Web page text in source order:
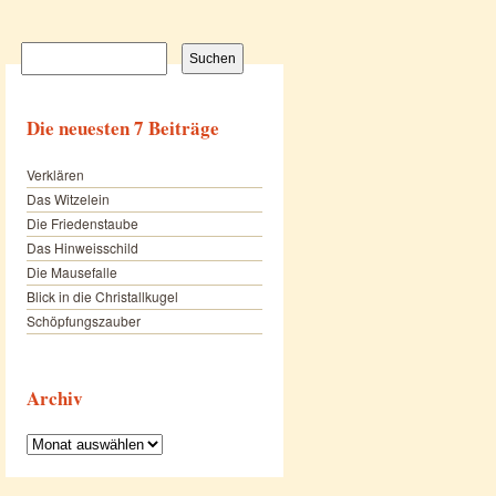
Suchen
Die neuesten 7 Beiträge
Verklären
Das Witzelein
Die Friedenstaube
Das Hinweisschild
Die Mausefalle
Blick in die Christallkugel
Schöpfungszauber
Archiv
Archiv